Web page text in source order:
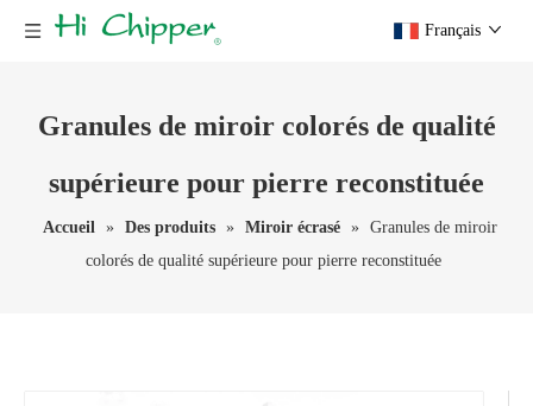
Français
Granules de miroir colorés de qualité
supérieure pour pierre reconstituée
Accueil » Des produits » Miroir écrasé » Granules de miroir
colorés de qualité supérieure pour pierre reconstituée